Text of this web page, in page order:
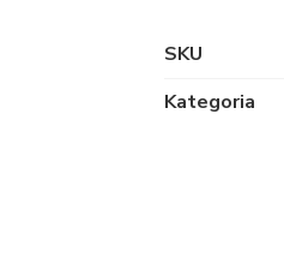
SKU
Kategoria